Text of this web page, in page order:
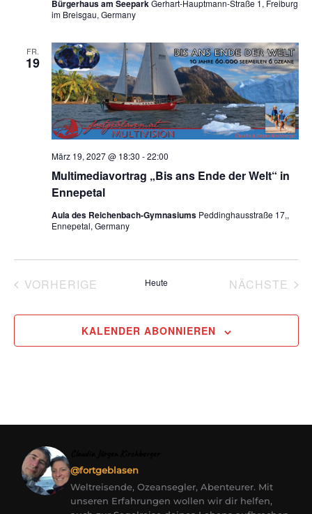
Bürgerhaus am SeeparkGerhart-Hauptmann-Straße 1, Freiburg
im Breisgau, Germany
FR.
19
Multimediavortrag „Bis ans Ende der Welt“ in
Ennepetal
März 19, 2027 @ 18:30 -22:00
Aula des Reichenbach-Gymnasiums Peddinghausstraße 17,,
Ennepetal, Germany
VORHERIGE VERANSTALTUNGEN
Heute NÄCHSTE
KALENDER ABONNIEREN
@fortgeblasen
Weltreisende, Ozeansegler, Abenteurer. Mit
unseren Erfahrungen wollen wir dir helfen,